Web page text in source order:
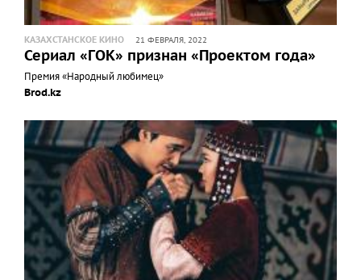
КАЗАХСТАНСКОЕ КИНО 21 ФЕВРАЛЯ, 2022
Сериал «ГОК» признан «Проектом года»
Премия «Народный любимец»
Brod.kz